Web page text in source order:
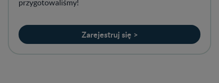
przygotowaliśmy!
Zarejestruj się >